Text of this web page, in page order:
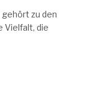
gehört zu den
Vielfalt, die